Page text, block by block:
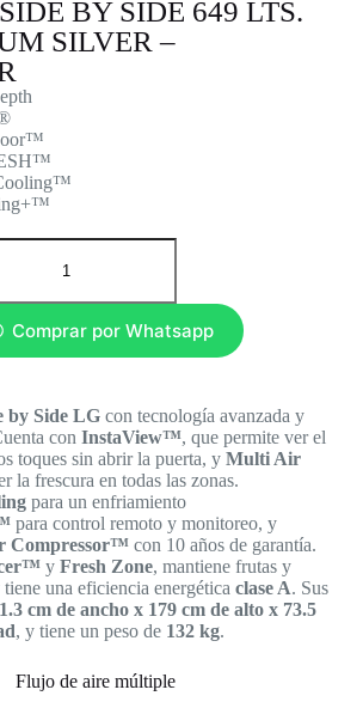
BY SIDE 649 LTS.
SILVER –
Comprar por Whatsapp
by Side LGcon tecnología avanzada y
con InstaView™, que permite ver el
toques sin abrir la puerta, y Multi Air
la frescura en todas las zonas.
para un enfriamiento
para control remoto y monitoreo, y
Compressor™con 10 años de garantía.
y Fresh Zone, mantiene frutas y
una eficiencia energética clase A. Sus
cm de ancho x 179 cm de alto x 73.5
, y tiene un peso de 132 kg.
Flujo de aire múltiple